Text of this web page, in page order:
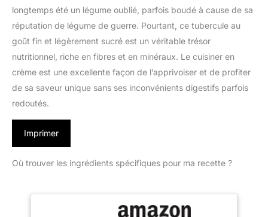
longtemps été un légume oublié, parfois boudé à cause de sa
réputation de légume de guerre. Pourtant, ce tubercule au
goût fin et légèrement sucré est un véritable trésor
nutritionnel, riche en fibres et en minéraux. Le cuisiner en
crème est une excellente façon de l’apprivoiser et de profiter
de sa saveur unique sans ses inconvénients digestifs parfois
redoutés.
Imprimer
Où trouver les ingrédients spécifiques pour ma recette ?